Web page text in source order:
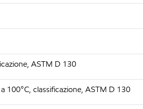
ASTM D 130
100°C, classificazione, ASTM D 130